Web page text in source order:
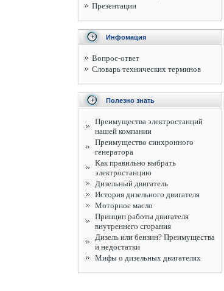
Презентации
Инфомация
Вопрос-ответ
Словарь технических терминов
Полезно знать
Преимущества электростанций
нашей компании
Преимущество синхронного
генератора
Как правильно выбрать
электростанцию
Дизельный двигатель
История дизельного двигателя
Моторное масло
Принцип работы двигателя
внутреннего сгорания
Дизель или бензин? Преимущества
и недостатки
Мифы о дизельных двигателях